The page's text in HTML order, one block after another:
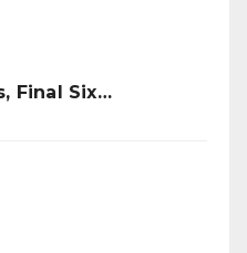
Final Six…